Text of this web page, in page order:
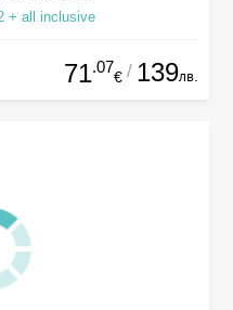
+ all inclusive
71.07
€ / 139лв.